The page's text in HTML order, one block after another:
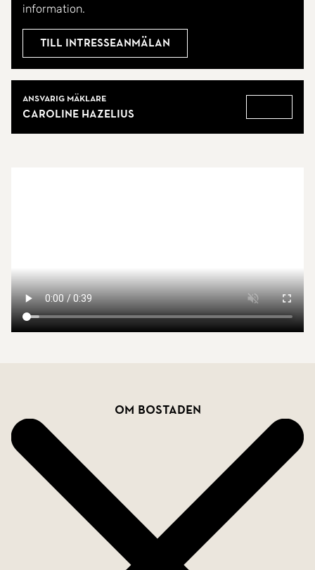
information.
Till intresseanmälan
Ansvarig mäklare
Caroline Hazelius
Om bostaden